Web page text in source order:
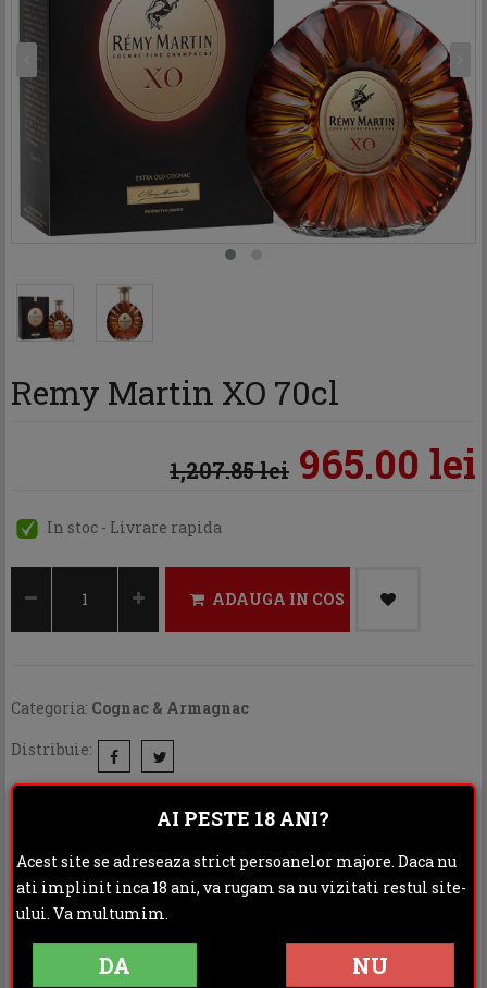
Remy Martin XO 70cl
1,207.85 lei 965.00 lei
In stoc - Livrare rapida
ADAUGA IN COS
Categoria: Cognac & Armagnac
Distribuie:
DESCRIERE INFORMATII ADITIONALE
OPINII (0)
Cu o istorie puternic inradacinata inca de la inceputul
secolului al XVIII-lea, pentru aproape 300 de ani fiind
AI PESTE 18 ANI?
Acest site se adreseaza strict persoanelor majore. Daca nu
ati implinit inca 18 ani, va rugam sa nu vizitati restul site-
ului. Va multumim.
DA NU